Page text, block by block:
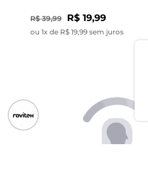
R$ 39,99 R$ 19,99
ou 1x de R$ 19,99 sem juros